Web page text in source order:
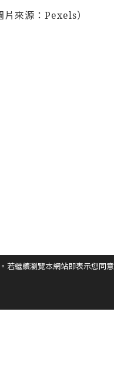
來源：Pexels）
若繼續瀏覽本網站即表示您同意